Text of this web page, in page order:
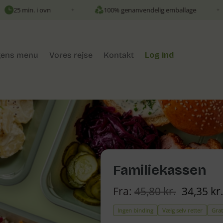
✦ 100% genanvendelig emballage ✦ Sund
menu Vores rejse Kontakt Log ind
Familiekassen
Fra: 45,80kr. Original
price
was:
34,35 kr.
Ingen binding Vælg selv retter